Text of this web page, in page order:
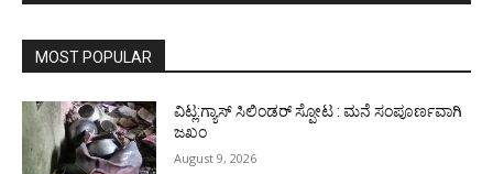
MOST POPULAR
ವಿಟ್ಲ:ಗ್ಯಾಸ್ ಸಿಲಿಂಡರ್ ಸ್ಪೋಟ : ಮನೆ ಸಂಪೂರ್ಣವಾಗಿ
ಜಖಂ
August 9, 2026